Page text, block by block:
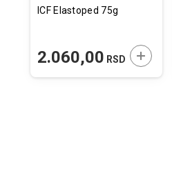
U KORPU
ICF Elastoped 75g
2.060,00 RSD